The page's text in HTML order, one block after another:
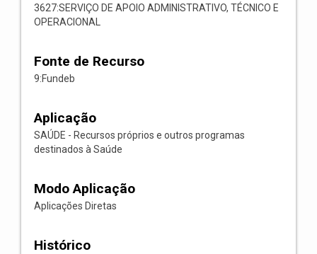
3627:SERVIÇO DE APOIO ADMINISTRATIVO, TÉCNICO E
OPERACIONAL
Fonte de Recurso
9:Fundeb
Aplicação
SAÚDE - Recursos próprios e outros programas
destinados à Saúde
Modo Aplicação
Aplicações Diretas
Histórico